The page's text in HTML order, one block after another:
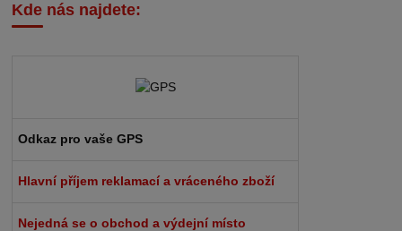
Kde nás najdete:
Odkaz pro vaše GPS
Hlavní příjem reklamací a vráceného zboží
Nejedná se o obchod a výdejní místo